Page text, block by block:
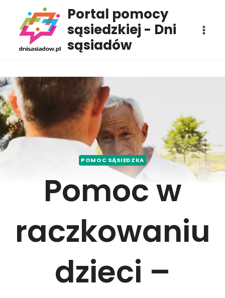
treści
Portal pomocy
sąsiedzkiej - Dni
sąsiadów
POMOC SĄSIEDZKA
Pomoc w
raczkowaniu
dzieci –